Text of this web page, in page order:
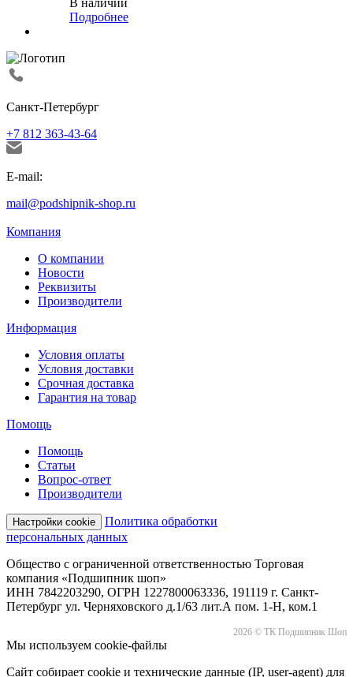
В наличии
Подробнее
Санкт-Петербург
+7 812 363-43-64
E-mail:
mail@podshipnik-shop.ru
Компания
О компании
Новости
Реквизиты
Производители
Информация
Условия оплаты
Условия доставки
Срочная доставка
Гарантия на товар
Помощь
Помощь
Статьи
Вопрос-ответ
Производители
Настройки cookie
Политика обработки
персональных данных
Общество с ограниченной ответственностью Торговая
компания «Подшипник шоп»
ИНН 7842203290, ОГРН 1227800063336, 191119 г. Санкт-
Петербург ул. Черняховского д.1/63 лит.А пом. 1-Н, ком.1
2026 © ТК Подшипник Шоп
Мы используем cookie-файлы
Сайт собирает cookie и технические данные (IP, user-agent) для